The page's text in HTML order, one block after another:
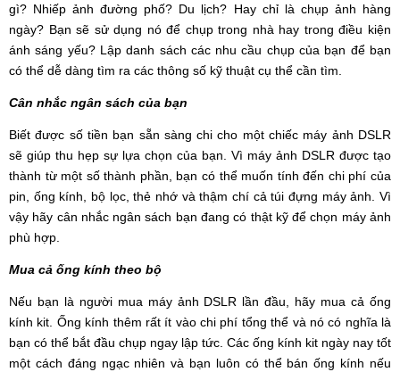
gì? Nhiếp ảnh đường phố? Du lịch? Hay chỉ là chụp ảnh hàng
ngày? Bạn sẽ sử dụng nó để chụp trong nhà hay trong điều kiện
ánh sáng yếu? Lập danh sách các nhu cầu chụp của bạn để bạn
có thể dễ dàng tìm ra các thông số kỹ thuật cụ thể cần tìm.
Cân nhắc ngân sách của bạn
Biết được số tiền bạn sẵn sàng chi cho một chiếc máy ảnh DSLR
sẽ giúp thu hẹp sự lựa chọn của bạn. Vì máy ảnh DSLR được tạo
thành từ một số thành phần, bạn có thể muốn tính đến chi phí của
pin, ống kính, bộ lọc, thẻ nhớ và thậm chí cả túi đựng máy ảnh. Vì
vậy hãy cân nhắc ngân sách bạn đang có thật kỹ để chọn máy ảnh
phù hợp.
Mua cả ống kính theo bộ
Nếu bạn là người mua máy ảnh DSLR lần đầu, hãy mua cả ống
kính kit. Ống kính thêm rất ít vào chi phí tổng thể và nó có nghĩa là
bạn có thể bắt đầu chụp ngay lập tức. Các ống kính kit ngày nay tốt
một cách đáng ngạc nhiên và bạn luôn có thể bán ống kính nếu